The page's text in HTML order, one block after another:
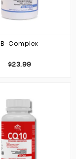
B-Complex
$23.99